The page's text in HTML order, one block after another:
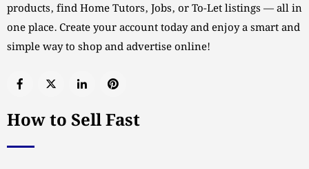
products, find Home Tutors, Jobs, or To-Let listings — all in
one place. Create your account today and enjoy a smart and
simple way to shop and advertise online!
How to Sell Fast